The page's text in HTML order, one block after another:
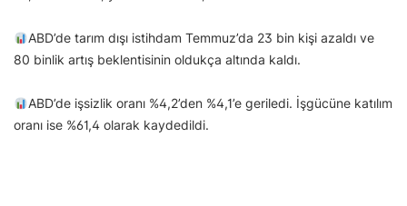
ABD’de tarım dışı istihdam Temmuz’da 23 bin kişi azaldı ve
80 binlik artış beklentisinin oldukça altında kaldı.
ABD’de işsizlik oranı %4,2’den %4,1’e geriledi. İşgücüne katılım
oranı ise %61,4 olarak kaydedildi.